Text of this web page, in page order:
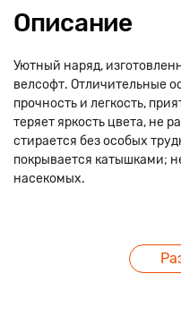
Описание
Уютный наряд,
велсофт. Отличительные
прочность и легкость,
теряет яркость цвета, не
стирается без особых
покрывается катышками;
насекомых.